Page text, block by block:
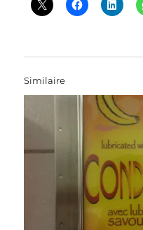
Similaire